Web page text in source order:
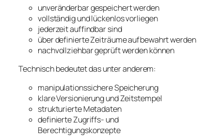
unveränderbar gespeichert werden
vollständig und lückenlos vorliegen
jederzeit auffindbar sind
über definierte Zeiträume aufbewahrt werden
nachvollziehbar geprüft werden können
Technisch bedeutet das unter anderem:
manipulationssichere Speicherung
klare Versionierung und Zeitstempel
strukturierte Metadaten
definierte Zugriffs- und
Berechtigungskonzepte